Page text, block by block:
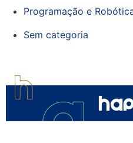
Programação e
Sem categoria